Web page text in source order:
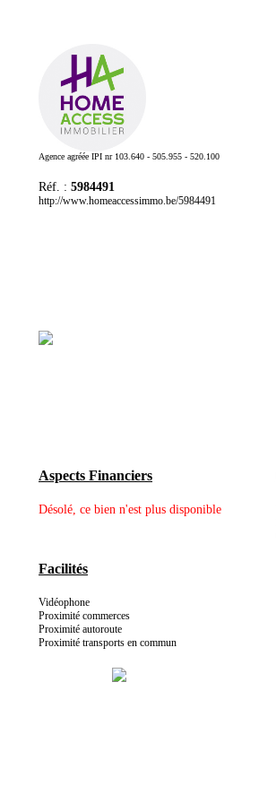
Agence agréée IPI nr 103.640 - 505.955 - 520.100
Réf. : 5984491
http://www.homeaccessimmo.be/5984491
Aspects Financiers
Désolé, ce bien n'est plus disponible
Facilités
Vidéophone
Proximité commerces
Proximité autoroute
Proximité transports en commun